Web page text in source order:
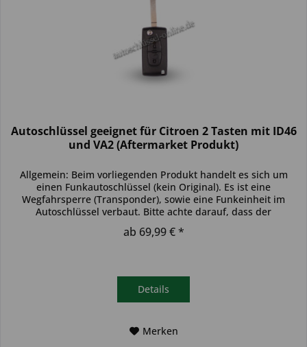
Autoschlüssel geeignet für Citroen 2 Tasten mit ID46
und VA2 (Aftermarket Produkt)
Allgemein: Beim vorliegenden Produkt handelt es sich um
einen Funkautoschlüssel (kein Original). Es ist eine
Wegfahrsperre (Transponder), sowie eine Funkeinheit im
Autoschlüssel verbaut. Bitte achte darauf, dass der
Autoschlüssel deinem...
ab 69,99 € *
Details
Merken